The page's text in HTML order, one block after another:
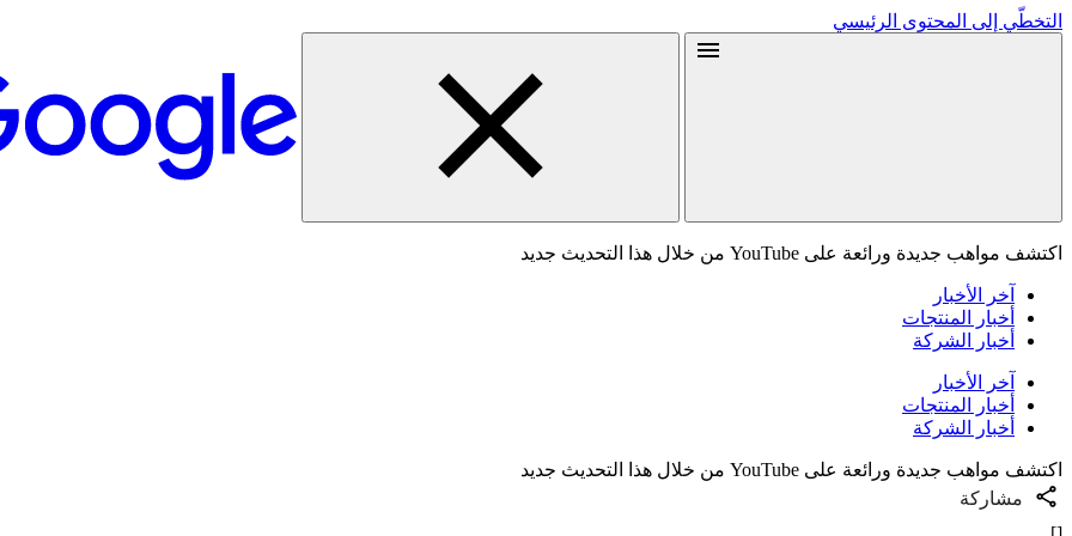
التخطّي إلى المحتوى الرئيسي
اكتشف مواهب جديدة ورائعة على YouTube من خلال هذا التحديث جديد
آخر الأخبار
أخبار المنتجات
أخبار الشركة
آخر الأخبار
أخبار المنتجات
أخبار الشركة
اكتشف مواهب جديدة ورائعة على YouTube من خلال هذا التحديث جديد
مشاركة